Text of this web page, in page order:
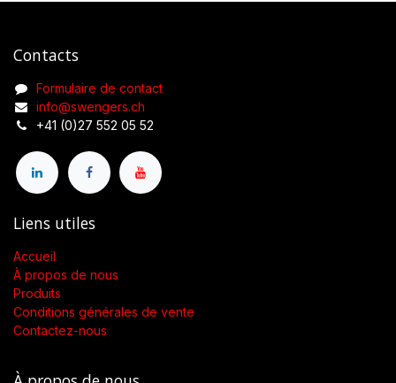
Contacts
Formulaire de contact
info@swengers.ch
+41 (0)27 552 05 52
Liens utiles
Accueil
À propos de nous
Produits
Conditions générales de vente
Contactez-nous